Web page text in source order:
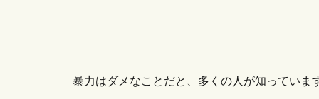
暴力はダメなことだと、多くの人が知っていま